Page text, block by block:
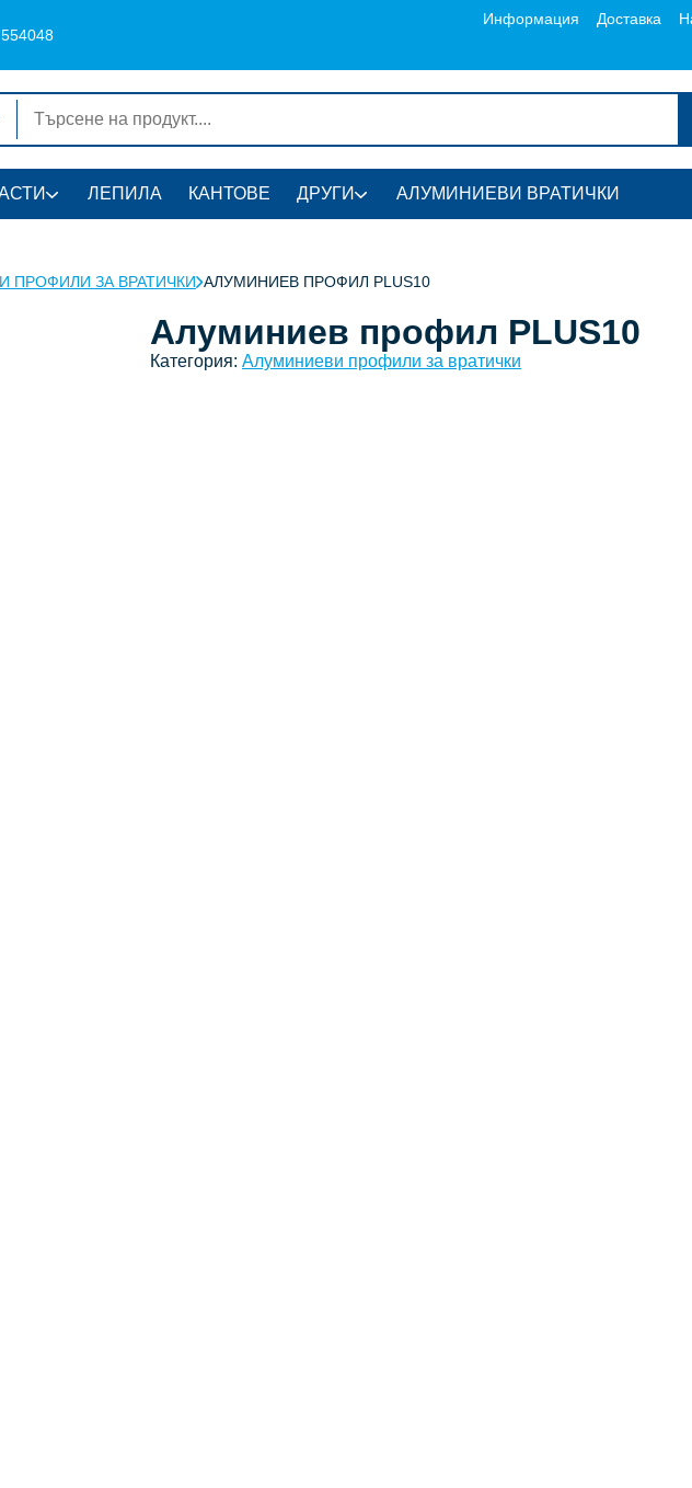
Информация Доставка
ЛЕПИЛА КАНТОВЕ ДРУГИ АЛУМИНИЕВИ ВРАТИЧКИ
ПРОФИЛИ ЗА ВРАТИЧКИ АЛУМИНИЕВ ПРОФИЛ PLUS10
Алуминиев профил PLUS10
Категория: Алуминиеви профили за вратички